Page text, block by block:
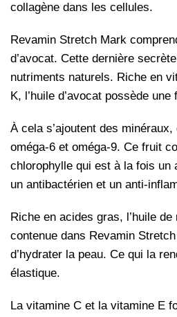
collagène dans les cellules.
Revamin Stretch Mark
d’avocat. Cette dernière
nutriments naturels. Riche en
K, l’huile d’avocat possède
Àcela s’ajoutent des
oméga-6 et oméga-9. Ce fruit
chlorophylle qui est à la fois un
un antibactérien et un anti-
Riche en acides gras, l’huile de
contenue dans Revamin
d’hydrater la peau. Ce qui la
élastique.
La vitamine C et la vitamine E